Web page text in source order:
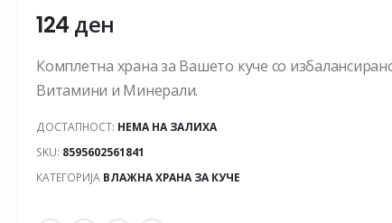
124 ден
Комплетна храна за Вашето куче со
Витамини и Минерали.
ДОСТАПНОСТ: НЕМА НА ЗАЛИХА
SKU: 8595602561841
КАТЕГОРИЈА ВЛАЖНА ХРАНА ЗА КУЧЕ